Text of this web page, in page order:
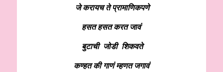
जे करायच ते प्रामाणिकपणे
हसत हसत करत जावं
बुटाची जोडी शिकवते
कण्हत की गाणं म्हणत जगावं